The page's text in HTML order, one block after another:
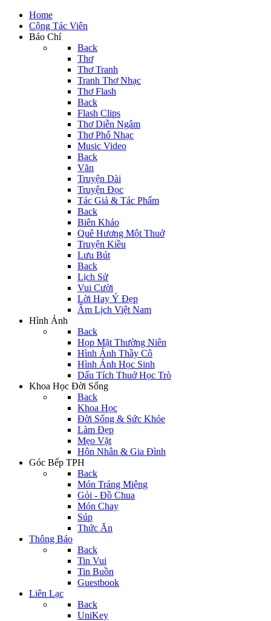
Home
Cộng Tác Viên
Báo Chí
Back
Thơ
Thơ Tranh
Tranh Thơ Nhạc
Thơ Flash
Back
Flash Clips
Thơ Diễn Ngâm
Thơ Phổ Nhạc
Music Video
Back
Văn
Truyện Dài
Truyện Đọc
Tác Giả & Tác Phẩm
Back
Biên Khảo
Quê Hương Một Thuở
Truyện Kiều
Lưu Bút
Back
Lịch Sử
Vui Cười
Lời Hay Ý Đẹp
Âm Lịch Việt Nam
Hình Ảnh
Back
Họp Mặt Thường Niên
Hình Ảnh Thầy Cô
Hình Ảnh Học Sinh
Dấu Tích Thuở Học Trò
Khoa Học Đời Sống
Back
Khoa Học
Đời Sống & Sức Khỏe
Làm Đẹp
Mẹo Vặt
Hôn Nhân & Gia Đình
Góc Bếp TPH
Back
Món Tráng Miệng
Gỏi - Đồ Chua
Món Chay
Súp
Thức Ăn
Thông Báo
Back
Tin Vui
Tin Buồn
Guestbook
Liên Lạc
Back
UniKey